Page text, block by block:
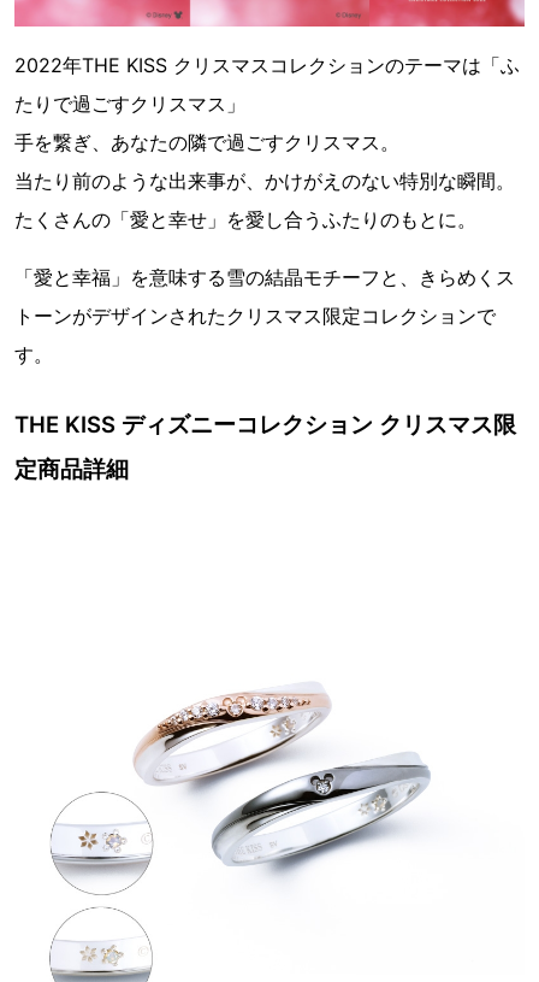
2022年THE KISS クリスマスコレクションのテーマは「ふ
たりで過ごすクリスマス」
手を繋ぎ、あなたの隣で過ごすクリスマス。
当たり前のような出来事が、かけがえのない特別な瞬間。
たくさんの「愛と幸せ」を愛し合うふたりのもとに。
「愛と幸福」を意味する雪の結晶モチーフと、きらめくス
トーンがデザインされたクリスマス限定コレクションで
す。
THE KISS ディズニーコレクション クリスマス限
定商品詳細